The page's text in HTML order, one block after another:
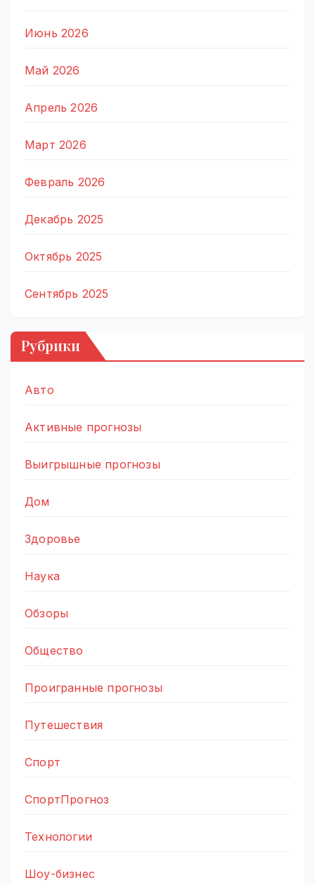
Июнь 2026
Май 2026
Апрель 2026
Март 2026
Февраль 2026
Декабрь 2025
Октябрь 2025
Сентябрь 2025
Рубрики
Авто
Активные прогнозы
Выигрышные прогнозы
Дом
Здоровье
Наука
Обзоры
Общество
Проигранные прогнозы
Путешествия
Спорт
СпортПрогноз
Технологии
Шоу-бизнес